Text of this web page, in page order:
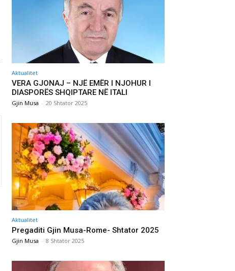
Aktualitet
VERA GJONAJ – NJË EMËR I NJOHUR I
DIASPORËS SHQIPTARE NË ITALI
Gjin Musa - 20 Shtator 2025
Aktualitet
Pregaditi Gjin Musa-Rome- Shtator 2025
Gjin Musa - 8 Shtator 2025